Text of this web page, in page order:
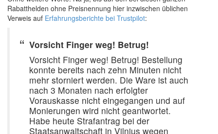
Rabatthelden ohne Preisnennung hier inzwischen üblichen
Verweis auf Erfahrungsberichte bei Trustpilot:
Vorsicht Finger weg! Betrug!
Vorsicht Finger weg! Betrug! Bestellung
konnte bereits nach zehn Minuten nicht
mehr storniert werden. Die Ware ist auch
nach 3 Monaten nach erfolgter
Vorauskasse nicht eingegangen und auf
Monierungen wird nicht geantwortet.
Habe heute Strafantrag bei der
Staatsanwaltschaft in Vilnius wegen